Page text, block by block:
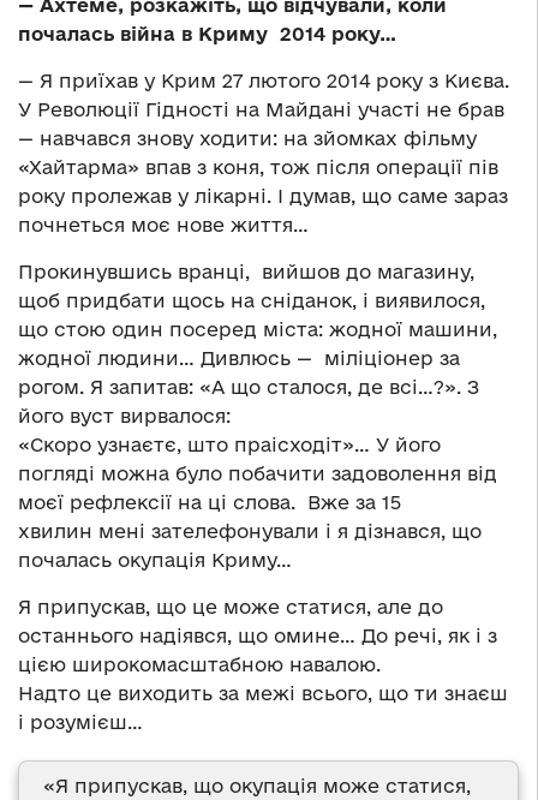
— Ахтеме, розкажіть, що відчували, коли
почалась війна в Криму 2014 року…
— Я приїхав у Крим 27 лютого 2014 року з Києва.
У Революції Гідності на Майдані участі не брав
— навчався знову ходити: на зйомках фільму
«Хайтарма» впав з коня, тож після операції пів
року пролежав у лікарні. І думав, що саме зараз
почнеться моє нове життя…
Прокинувшись вранці, вийшов до магазину,
щоб придбати щось на сніданок, і виявилося,
що стою один посеред міста: жодної машини,
жодної людини… Дивлюсь — міліціонер за
рогом. Я запитав: «А що сталося, де всі…?». З
його вуст вирвалося:
«Скоро узнаєтє, што праісходіт»… У його
погляді можна було побачити задоволення від
моєї рефлексії на ці слова. Вже за 15
хвилин мені зателефонували і я дізнався, що
почалась окупація Криму…
Я припускав, що це може статися, але до
останнього надіявся, що омине… До речі, як і з
цією широкомасштабною навалою.
Надто це виходить за межі всього, що ти знаєш
і розумієш…
«Я припускав, що окупація може статися,